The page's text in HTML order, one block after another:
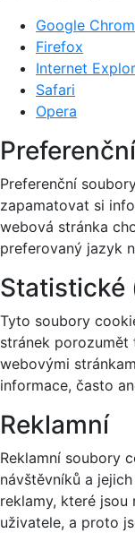
Google
Firefox
Internet
Safari
Opera
Preferenční
zapamatovat si
webová stránka
preferovaný jazyk
Statistické
Tyto soubory
stránek porozumět
webovými
informace, často
Reklamní
Reklamní soubory
návštěvníků a
reklamy, které
uživatele, a proto